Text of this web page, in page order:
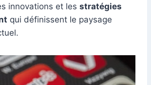
innovations et les stratégies
qui définissent le paysage